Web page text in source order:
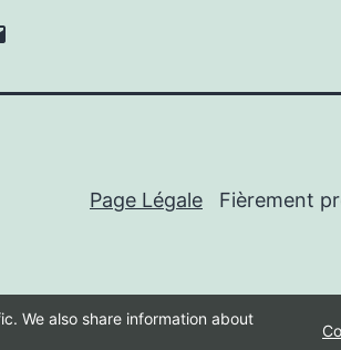
Page Légale Fièrement
We also share information about